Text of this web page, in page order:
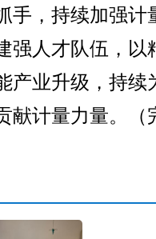
手，持续加强计
强人才队伍，以
产业升级，持续
献计量力量。（